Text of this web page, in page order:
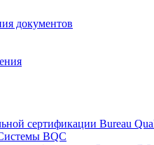
документов
сертификации Bureau
BQC